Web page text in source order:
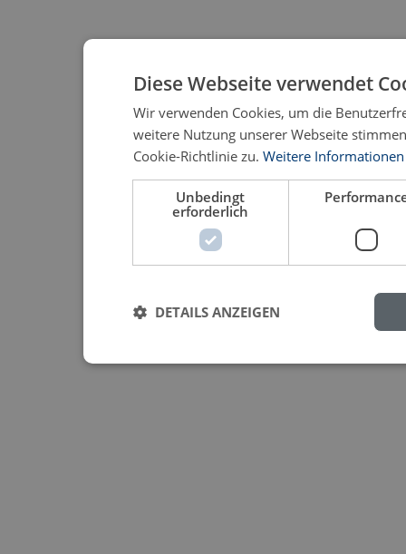
Diese Webseite verwendet
Wir verwenden Cookies, um die
weitere Nutzung unserer Webseite
Cookie-Richtlinie zu. Weitere Informationen
Unbedingt
erforderlich
DETAILS ANZEIGEN